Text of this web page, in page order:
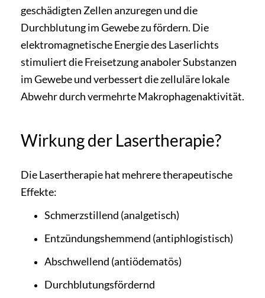
geschädigten Zellen anzuregen und die
Durchblutung im Gewebe zu fördern. Die
elektromagnetische Energie des Laserlichts
stimuliert die Freisetzung anaboler Substanzen
im Gewebe und verbessert die zelluläre lokale
Abwehr durch vermehrte Makrophagenaktivität.
Wirkung der Lasertherapie?
Die Lasertherapie hat mehrere therapeutische
Effekte:
Schmerzstillend (analgetisch)
Entzündungshemmend (antiphlogistisch)
Abschwellend (antiödematös)
Durchblutungsfördernd